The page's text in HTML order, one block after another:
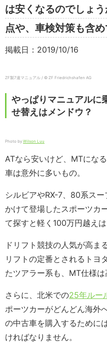
は安くなるのでしょ
点や、車検対策も含め
掲載日：2019/10/16
ZF製7速マニュアル / © ZF Friedrichshafen AG
やっぱりマニュアルに
せ替えはメンドウ？
Photo by Wilson Luu
ATなら安いけど、MTにな
車は意外に多いもの。
シルビアやRX-7、80系ス
かけて登場したスポーツカ
て探すと軽く100万円越えは
ドリフト競技の人気が高ま
リフトの定番とされるトヨ
たツアラー系も、MT仕様は
さらに、北米での25年ルー
ポーツカーがどんどん海外
の中古車を購入するために
ければなりません。